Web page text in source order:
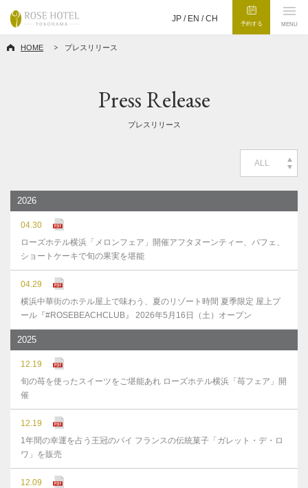
JP / EN /CH
予約する MENU
HOME プレスリリース
Press Release
プレスリリース
ALL
2026
04.30
ローズホテル横浜「メロンフェア」開催アフタヌーンティー、パフェ、
ショートケーキで旬の果実を堪能
04.29
横浜中華街のホテル屋上で味わう、夏のリゾート時間 夏季限定 屋上プ
ール『#ROSEBEACHCLUB』 2026年5月16日（土）オープン
2025
12.19
旬の苺を使ったスイーツをご堪能あれ ローズホテル横浜「苺フェア」開
催
12.19
1年間の幸運を占う王冠のパイ フランスの伝統菓子「ガレット・デ・ロ
ワ」を販売
12.09